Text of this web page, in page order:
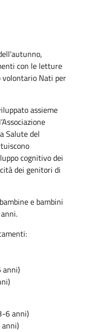
con le letture
volontario Nati per
assieme
Salute del
cognitivo dei
dei genitori di
e bambini
anni)
6 anni)